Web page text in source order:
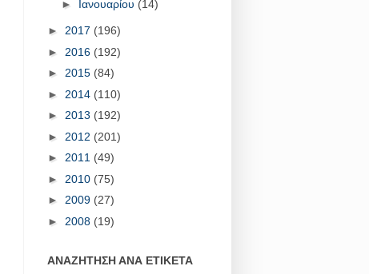
► Ιανουαρίου (14)
► 2017 (196)
► 2016 (192)
► 2015 (84)
► 2014 (110)
► 2013 (192)
► 2012 (201)
► 2011 (49)
► 2010 (75)
► 2009 (27)
► 2008 (19)
ΑΝΑΖΗΤΗΣΗ ΑΝΑ ΕΤΙΚΕΤΑ